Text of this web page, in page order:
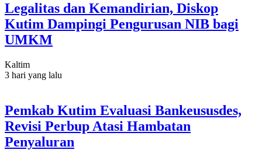
Legalitas dan Kemandirian, Diskop
Kutim Dampingi Pengurusan NIB bagi
UMKM
Kaltim
3 hari yang lalu
Pemkab Kutim Evaluasi Bankeususdes,
Revisi Perbup Atasi Hambatan
Penyaluran